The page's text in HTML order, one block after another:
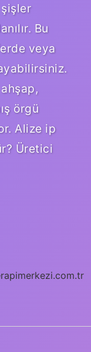
şişler
Bu
veya
örgü
Alize ip
Üretici